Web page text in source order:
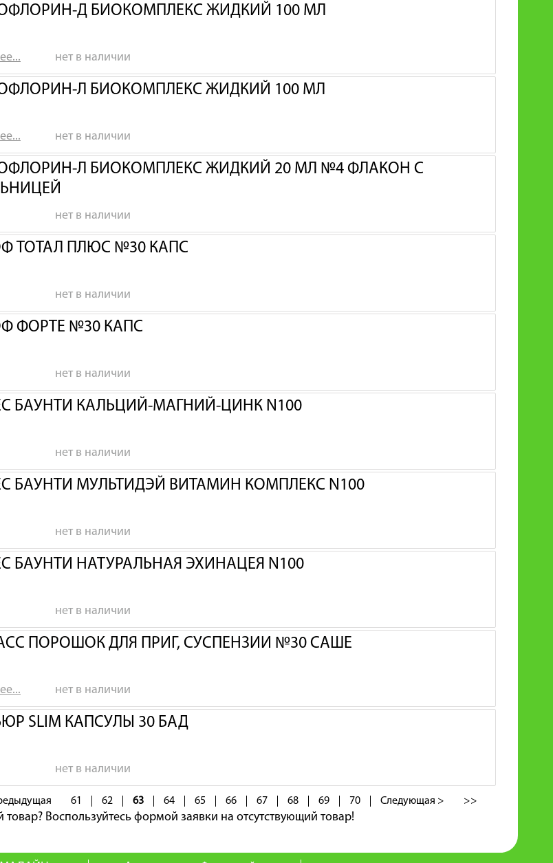
Д БИОКОМПЛЕКС ЖИДКИЙ 100 МЛ
нет в наличии
Л БИОКОМПЛЕКС ЖИДКИЙ 100 МЛ
нет в наличии
Л БИОКОМПЛЕКС ЖИДКИЙ 20 МЛ №4 ФЛАКОН С
нет в наличии
ТОТАЛ ПЛЮС №30 КАПС
нет в наличии
ФОРТЕ №30 КАПС
нет в наличии
БАУНТИ КАЛЬЦИЙ-МАГНИЙ-ЦИНК N100
нет в наличии
БАУНТИ МУЛЬТИДЭЙ ВИТАМИН КОМПЛЕКС N100
нет в наличии
БАУНТИ НАТУРАЛЬНАЯ ЭХИНАЦЕЯ N100
нет в наличии
ПОРОШОК ДЛЯ ПРИГ, СУСПЕНЗИИ №30 САШЕ
нет в наличии
SLIM КАПСУЛЫ 30 БАД
нет в наличии
61 62 63 64 65 66 67 68 69 70 Следующая > >>
товар? Воспользуйтесь формой заявки на отсутствующий товар!